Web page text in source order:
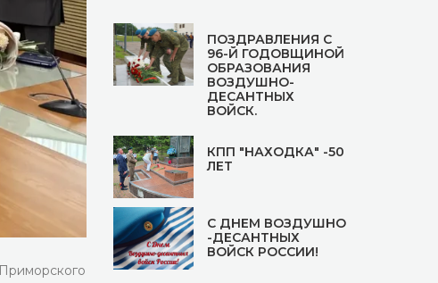
ПОЗДРАВЛЕНИЯ С
96-Й ГОДОВЩИНОЙ
ОБРАЗОВАНИЯ
ВОЗДУШНО-
ДЕСАНТНЫХ
ВОЙСК.
КПП "НАХОДКА" -50
ЛЕТ
С ДНЕМ ВОЗДУШНО
-ДЕСАНТНЫХ
ВОЙСК РОССИИ!